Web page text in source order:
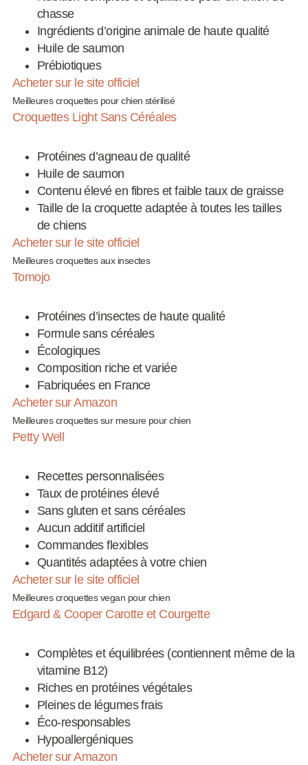
chasse
Ingrédients d’origine animale de haute qualité
Huile de saumon
Prébiotiques
Acheter sur le site officiel
Meilleures croquettes pour chien stérilisé
Croquettes Light Sans Céréales
Protéines d’agneau de qualité
Huile de saumon
Contenu élevé en fibres et faible taux de graisse
Taille de la croquette adaptée à toutes les tailles
de chiens
Acheter sur le site officiel
Meilleures croquettes aux insectes
Tomojo
Protéines d’insectes de haute qualité
Formule sans céréales
Écologiques
Composition riche et variée
Fabriquées en France
Acheter sur Amazon
Meilleures croquettes sur mesure pour chien
Petty Well
Recettes personnalisées
Taux de protéines élevé
Sans gluten et sans céréales
Aucun additif artificiel
Commandes flexibles
Quantités adaptées à votre chien
Acheter sur le site officiel
Meilleures croquettes vegan pour chien
Edgard & Cooper Carotte et Courgette
Complètes et équilibrées (contiennent même de la
vitamine B12)
Riches en protéines végétales
Pleines de légumes frais
Éco-responsables
Hypoallergéniques
Acheter sur Amazon